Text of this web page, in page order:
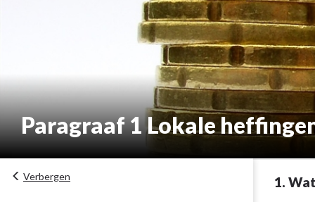
Paragraaf 1 Lokale
Verbergen 1.